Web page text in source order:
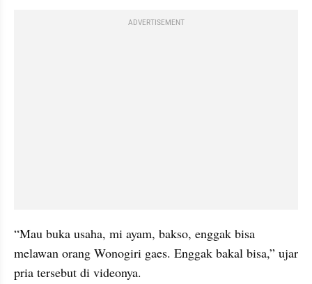
ADVERTISEMENT
“Mau buka usaha, mi ayam, bakso, enggak bisa
melawan orang Wonogiri gaes. Enggak bakal bisa,” ujar
pria tersebut di videonya.